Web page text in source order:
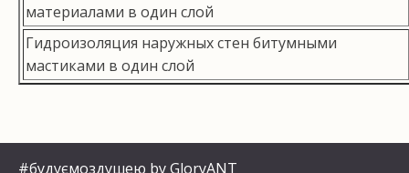
материалами в один слой
Гидроизоляция наружных стен битумными
мастиками в один слой
#будуємоздушею by GloryANT